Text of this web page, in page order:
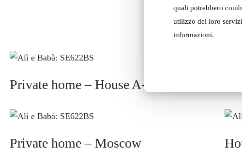
quali potrebbero
utilizzo dei loro
informazioni.
Private home – House A-R
Private home – Moscow